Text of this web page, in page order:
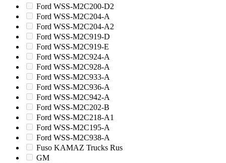
Ford WSS-M2C200-D2
Ford WSS-M2C204-A
Ford WSS-M2C204-A2
Ford WSS-M2C919-D
Ford WSS-M2C919-E
Ford WSS-M2C924-A
Ford WSS-M2C928-A
Ford WSS-M2C933-A
Ford WSS-M2C936-A
Ford WSS-M2C942-A
Ford WSS-M2C202-B
Ford WSS-M2C218-A1
Ford WSS-M2C195-A
Ford WSS-M2C938-A
Fuso KAMAZ Trucks Rus
GM